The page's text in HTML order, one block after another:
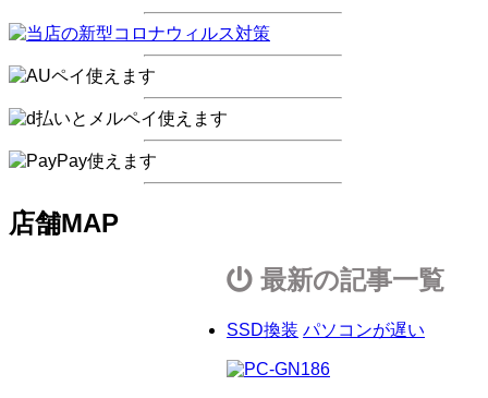
店舗MAP
最新の記事一覧
SSD換装 パソコンが遅い